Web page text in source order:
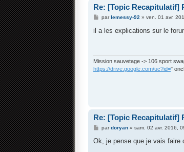
Re: [Topic Recapitulatif]
M
s
parlemessy-92 » ven. 01 avr.
il a les explications sur le
Mission sauvetage -> 106 sport
https://drive.google.com/uc?id="
Re: [Topic Recapitulatif]
M
s
pardoryan» sam. 02 avr. 2016,
Ok, je pense que je vais faire